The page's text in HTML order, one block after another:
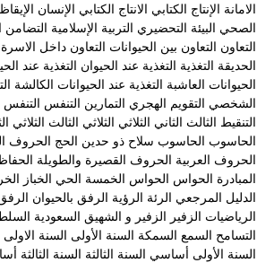
الامانة الإنتاج الكتابي الانتاج الكتابي الإنسان
الصحي البيئة التحضيري التربية الإسلامية التضامن
التعاون التعاون بين الحيوانات التعاون داخل الاسرة
الحديقة التغذية التغذية عند الحيوان التغذية عند
الحيوانات العاشبة التغذية عند الحيوانات الكالشة
الشخصي التقويم الهجري التمارين التنفس التنفس
التنقيط الثالث الثاني الثلاثي الثلاثي الثالث الثلاثي
الحاسوب الحاسوب سلاح ذو حدين الحج الحروف
الحروف العربية الحروف القصيرة والطويلة
المبادرة الحواس الحواس الخمسة الحي الخباز
الدليل المرجعي الرئة الرؤية الرفق بالحيوان
الرياضيات الزفير الزفير و الشهيق السعودية
التسامح السمع السمكة السنة الأولى السنة الاولى
السنة الأولى أساسي السنة الثالثة السنة الثالثة